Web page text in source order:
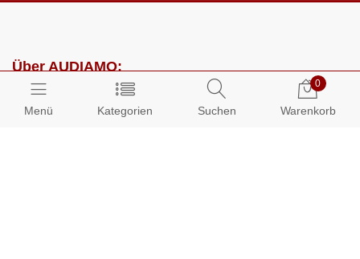
Menü Kategorien Suchen
0
Warenkorb
Über AUDIAMO:
Impressum